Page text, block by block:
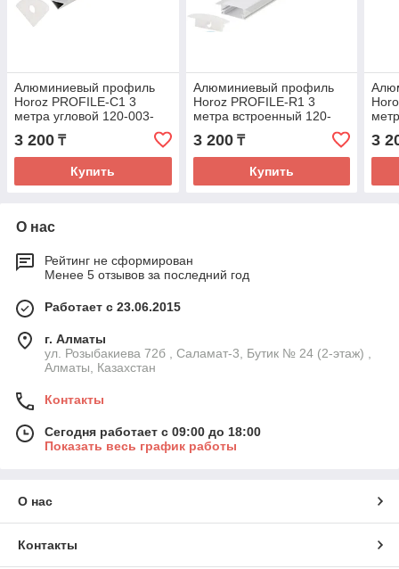
Алюминиевый профиль
Horoz PROFILE-С1 3
метра угловой 120-003-
3 200 ₸
Купить
Алюминиевый профиль
Horoz PROFILE-R1 3
метра встроенный 120-
001-0001-010
3 200₸
Купить
3
О нас
Рейтинг не сформирован
Менее 5 отзывов за последний год
Работает с 23.06.2015
г. Алматы
ул. Розыбакиева 72б , Саламат-3, Бутик № 24 (2-этаж) ,
Алматы, Казахстан
Контакты
Сегодня работает с 09:00 до 18:00
Показать весь график работы
О нас
Контакты